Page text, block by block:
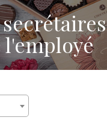
l'employé